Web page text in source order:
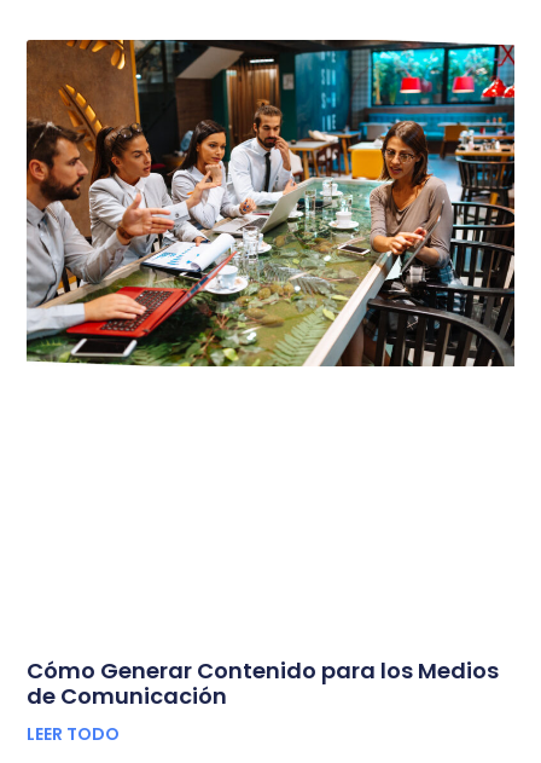
Cómo Generar Contenido para los Medios
de Comunicación
LEER TODO